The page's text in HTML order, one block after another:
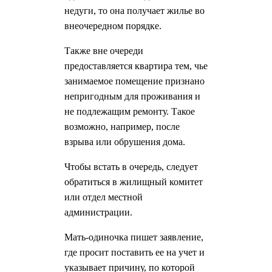
недуги, то она получает жилье во
внеочередном порядке.
Также вне очереди
предоставляется квартира тем, чье
занимаемое помещение признано
непригодным для проживания и
не подлежащим ремонту. Такое
возможно, например, после
взрыва или обрушения дома.
Чтобы встать в очередь, следует
обратиться в жилищный комитет
или отдел местной
администрации.
Мать-одиночка пишет заявление,
где просит поставить ее на учет и
указывает причину, по которой